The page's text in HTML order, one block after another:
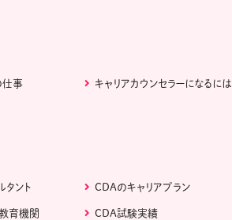
仕事 キャリアカウンセラーになるには
タント CDAのキャリアプラン
育機関 CDA試験実績